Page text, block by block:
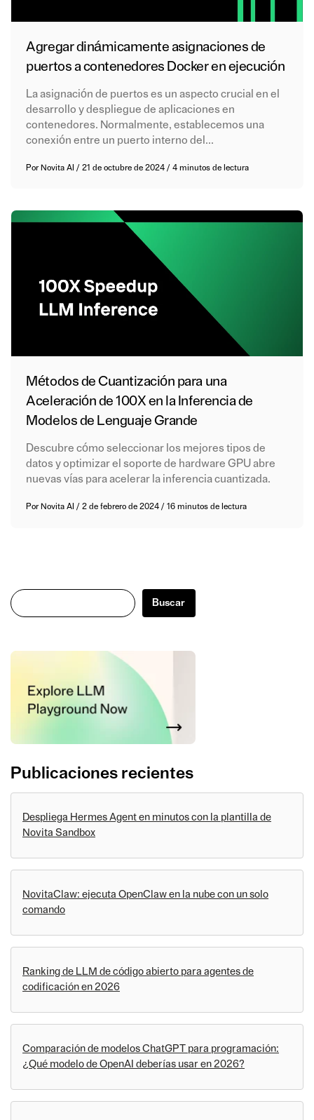
Agregar dinámicamente asignaciones de
puertos a contenedores Docker en ejecución
La asignación de puertos es un aspecto crucial en el
desarrollo y despliegue de aplicaciones en
contenedores. Normalmente, establecemos una
conexión entre un puerto interno del...
Por Novita AI /21 de octubre de 2024/4 minutos de lectura
Métodos de Cuantización para una
Aceleración de 100X en la Inferencia de
Modelos de Lenguaje Grande
Descubre cómo seleccionar los mejores tipos de
datos y optimizar el soporte de hardware GPU abre
nuevas vías para acelerar la inferencia cuantizada.
Por Novita AI /2 de febrero de 2024/16 minutos de lectura
Buscar
Buscar
Publicaciones recientes
Despliega Hermes Agent en minutos con la plantilla de
Novita Sandbox
NovitaClaw: ejecuta OpenClaw en la nube con un solo
comando
Ranking de LLM de código abierto para agentes de
codificación en 2026
Comparación de modelos ChatGPT para programación:
¿Qué modelo de OpenAI deberías usar en 2026?